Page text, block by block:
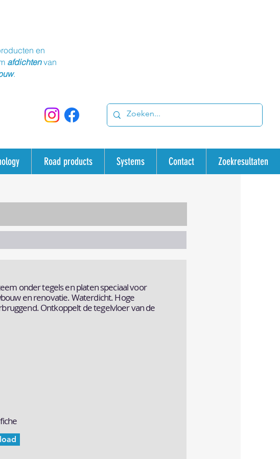
en
afdichtenvan
.
Road products Systems Contact Zoekresultaten
onder tegels en platen speciaal voor
en renovatie. Waterdicht. Hoge
Ontkoppelt de tegelvloer van de